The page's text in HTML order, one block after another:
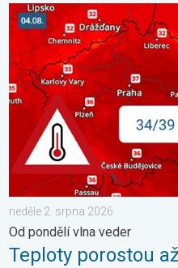
Teploty porostou až ke 39
neděle 2. srpna 2026
Od pondělí vlna veder
Teploty porostou